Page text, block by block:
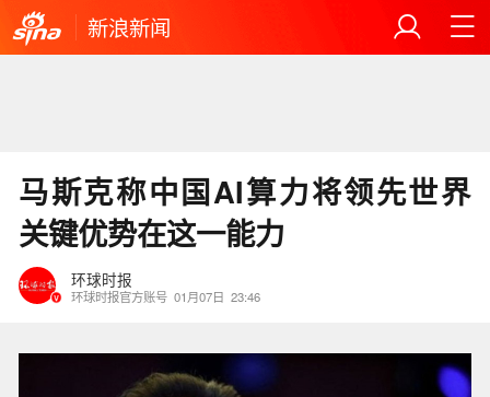
新浪新闻
马斯克称中国AI算力将领先世界
关键优势在这一能力
环球时报
环球时报官方账号 01月07日 23:46